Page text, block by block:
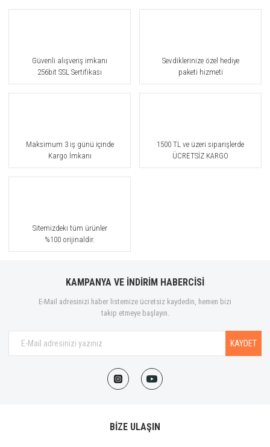
Güvenli alışveriş imkanı
256bit SSL Sertifikası
Sevdiklerinize özel hediye
paketi hizmeti
Maksimum 3 iş günü içinde
Kargo İmkanı
1500 TL ve üzeri siparişlerde
ÜCRETSİZ KARGO
Sitemizdeki tüm ürünler
%100 orijinaldir.
KAMPANYA VE İNDİRİM HABERCİSİ
E-Mail adresinizi haber listemize ücretsiz kaydedin, hemen bizi
takip etmeye başlayın.
KAYDET
BİZE ULAŞIN